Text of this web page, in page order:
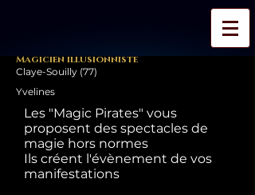
Magicien illusionniste
Claye-Souilly (77)
Yvelines
Les "Magic Pirates" vous
proposent des spectacles de
magie hors normes
Ils créent l'évènement de vos
manifestations